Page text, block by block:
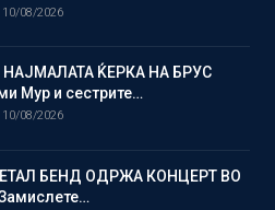
10/08/2026
ЌЕРКА НА БРУС
Мур и сестрите…
10/08/2026
БЕНД ОДРЖА КОНЦЕРТ ВО